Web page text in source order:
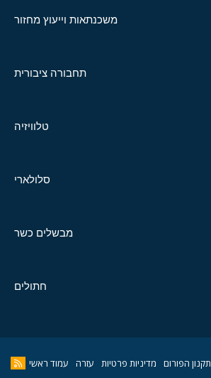
משכנתאות וייעוץ מחזור
תחבורה ציבורית
טלוויזיה
סלולארי
מבשלים כשר
חתולים
תקנון הפורום מדיניות פרטיות עזרה עמוד ראשי